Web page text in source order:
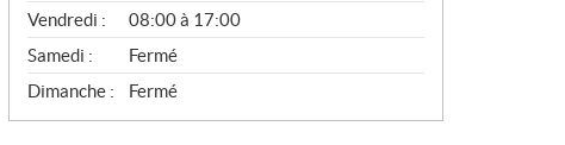
Vendredi :
08:00 à 17:00
Samedi :
Fermé
Dimanche :
Fermé